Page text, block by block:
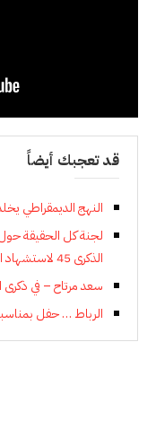
قد تعجبك أيضاً
النهج الديمقراطي
لجنة كل الحقيقة حول
الذكرى 45 لاستشهاد المناضل عبد اللطيف زروال
سعد مرتاح – في ذكرى
الرباط … حفل